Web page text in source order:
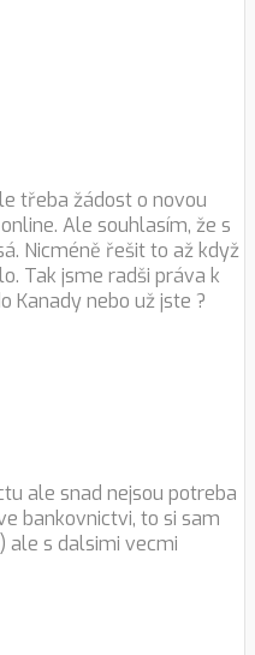
třeba žádost o novou
Ale souhlasím, že s
Nicméně řešit to až když
Tak jsme radši práva k
Kanady nebo už jste ?
ale snad nejsou potreba
bankovnictvi, to si sam
ale s dalsimi vecmi